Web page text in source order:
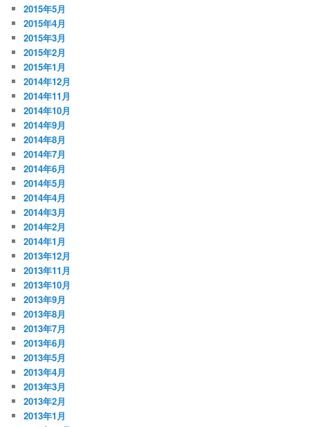
2015年5月
2015年4月
2015年3月
2015年2月
2015年1月
2014年12月
2014年11月
2014年10月
2014年9月
2014年8月
2014年7月
2014年6月
2014年5月
2014年4月
2014年3月
2014年2月
2014年1月
2013年12月
2013年11月
2013年10月
2013年9月
2013年8月
2013年7月
2013年6月
2013年5月
2013年4月
2013年3月
2013年2月
2013年1月